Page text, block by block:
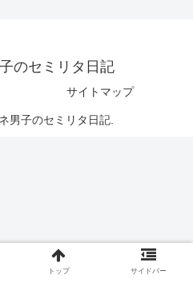
のセミリタ日記
サイトマップ
男子のセミリタ日記.
トップ サイドバー